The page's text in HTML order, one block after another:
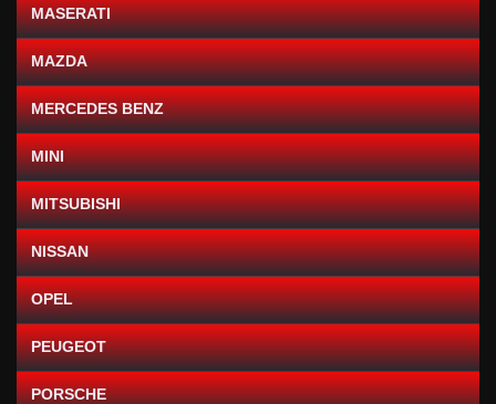
MASERATI
MAZDA
MERCEDES BENZ
MINI
MITSUBISHI
NISSAN
OPEL
PEUGEOT
PORSCHE